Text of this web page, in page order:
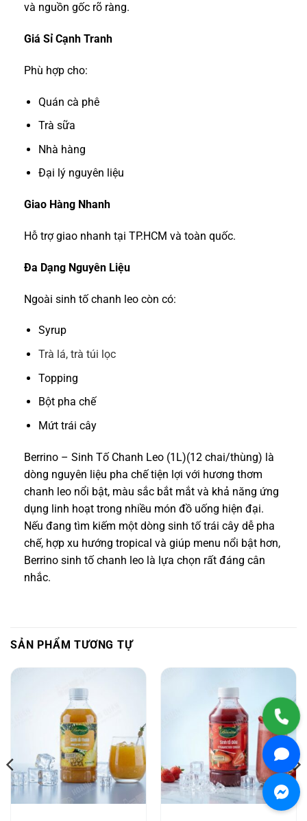
và nguồn gốc rõ ràng.
Giá Sỉ Cạnh Tranh
Phù hợp cho:
Quán cà phê
Trà sữa
Nhà hàng
Đại lý nguyên liệu
Giao Hàng Nhanh
Hỗ trợ giao nhanh tại TP.HCM và toàn quốc.
Đa Dạng Nguyên Liệu
Ngoài sinh tố chanh leo còn có:
Syrup
Trà lá, trà túi lọc
Topping
Bột pha chế
Mứt trái cây
Berrino – Sinh Tố Chanh Leo (1L)(12 chai/thùng) là
dòng nguyên liệu pha chế tiện lợi với hương thơm
chanh leo nổi bật, màu sắc bắt mắt và khả năng ứng
dụng linh hoạt trong nhiều món đồ uống hiện đại.
Nếu đang tìm kiếm một dòng sinh tố trái cây dễ pha
chế, hợp xu hướng tropical và giúp menu nổi bật hơn,
Berrino sinh tố chanh leo là lựa chọn rất đáng cân
nhắc.
SẢN PHẨM TƯƠNG TỰ